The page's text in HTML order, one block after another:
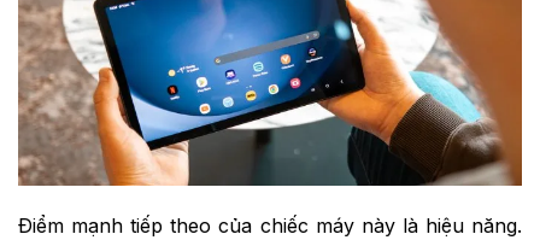
Điểm mạnh tiếp theo của chiếc máy này là hiệu năng.